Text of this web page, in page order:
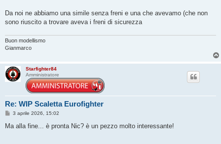
Da noi ne abbiamo una simile senza freni e una che avevamo (che non
sono riuscito a trovare aveva i freni di sicurezza
Buon modellismo
Gianmarco
Starfighter84
Amministratore
Re: WIP Scaletta Eurofighter
M
s
3 aprile 2026, 15:02
Ma alla fine... è pronta Nic? è un pezzo molto interessante!